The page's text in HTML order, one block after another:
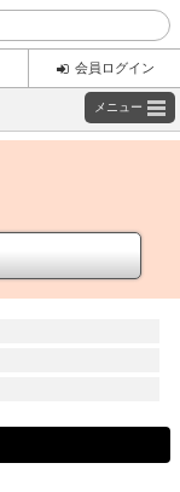
会員ログイン
メニュー